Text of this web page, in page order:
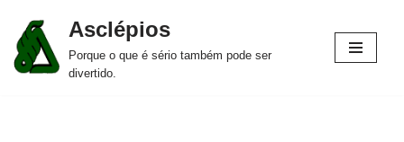
Pular
para
Asclépios
Porque o que é sério também pode ser
divertido.